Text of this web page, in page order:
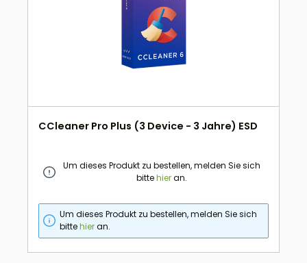
CCleaner Pro Plus (3 Device - 3 Jahre) ESD
Um dieses Produkt zu bestellen, melden Sie sich
bittehieran.
Um dieses Produkt zu bestellen, melden Sie sich
bittehieran.